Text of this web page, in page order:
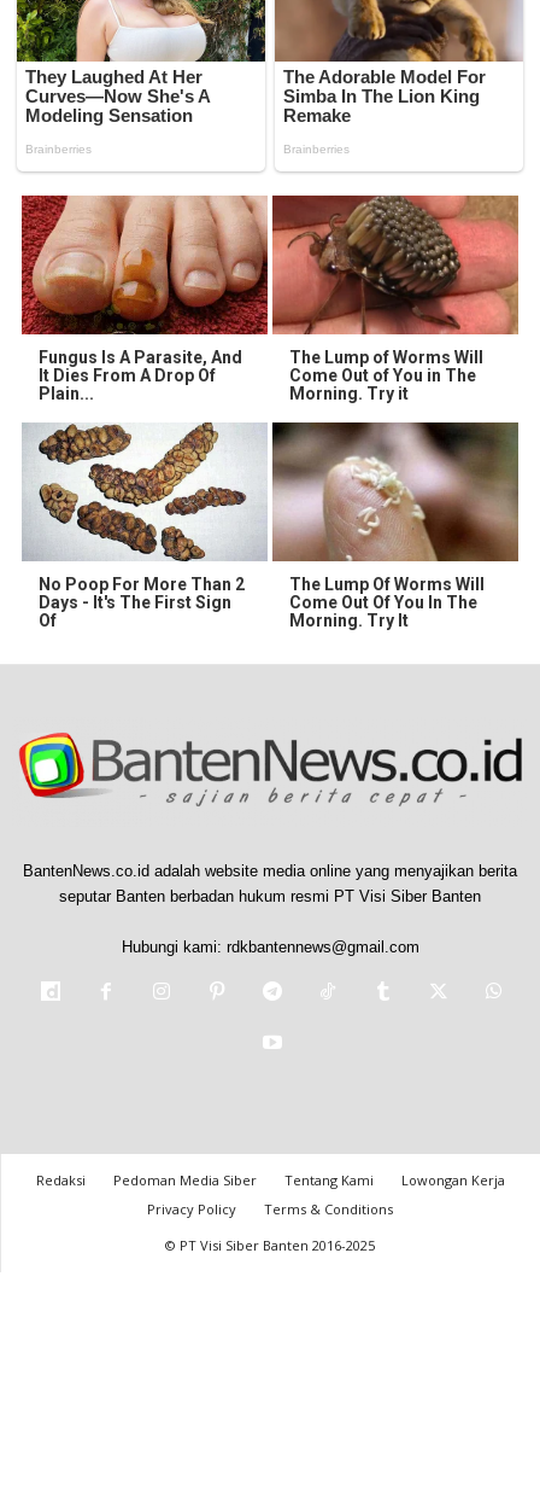
Fungus Is A Parasite, And
It Dies From A Drop Of
Plain...
The Lump of Worms Will
Come Out of You in The
Morning. Try it
No Poop For More Than 2
Days - It's The First Sign
Of
The Lump Of Worms Will
Come Out Of You In The
Morning. Try It
BantenNews.co.id adalah website media online yang menyajikan berita
seputar Banten berbadan hukum resmi PT Visi Siber Banten
Hubungi kami: rdkbantennews@gmail.com
Redaksi Pedoman Media Siber Tentang Kami
Lowongan Kerja
Privacy Policy
Terms & Conditions
© PT Visi Siber Banten 2016-2025